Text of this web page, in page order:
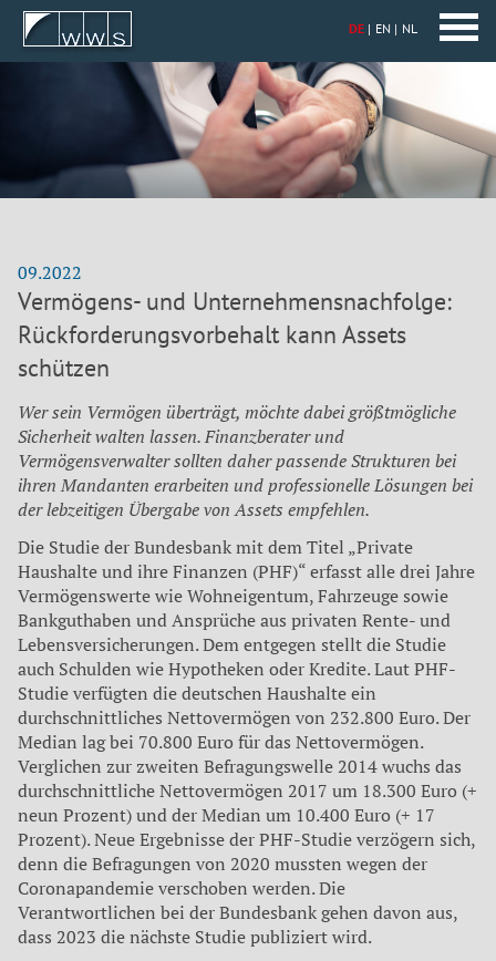
DE EN NL
09.2022
Vermögens- und Unternehmensnachfolge:
Rückforderungsvorbehalt kann Assets
schützen
Wer sein Vermögen überträgt, möchte dabei größtmögliche
Sicherheit walten lassen. Finanzberater und
Vermögensverwalter sollten daher passende Strukturen bei
ihren Mandanten erarbeiten und professionelle Lösungen bei
der lebzeitigen Übergabe von Assets empfehlen.
Die Studie der Bundesbank mit dem Titel „Private
Haushalte und ihre Finanzen (PHF)“ erfasst alle drei Jahre
Vermögenswerte wie Wohneigentum, Fahrzeuge sowie
Bankguthaben und Ansprüche aus privaten Rente- und
Lebensversicherungen. Dem entgegen stellt die Studie
auch Schulden wie Hypotheken oder Kredite. Laut PHF-
Studie verfügten die deutschen Haushalte ein
durchschnittliches Nettovermögen von 232.800 Euro. Der
Median lag bei 70.800 Euro für das Nettovermögen.
Verglichen zur zweiten Befragungswelle 2014 wuchs das
durchschnittliche Nettovermögen 2017 um 18.300 Euro (+
neun Prozent) und der Median um 10.400 Euro (+ 17
Prozent). Neue Ergebnisse der PHF-Studie verzögern sich,
denn die Befragungen von 2020 mussten wegen der
Coronapandemie verschoben werden. Die
Verantwortlichen bei der Bundesbank gehen davon aus,
dass 2023 die nächste Studie publiziert wird.